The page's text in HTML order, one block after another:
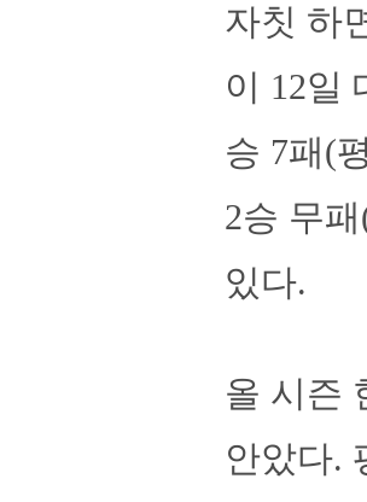
자칫 하
이 12일
승 7패(
2승 무
있다.
올 시즌
안았다.